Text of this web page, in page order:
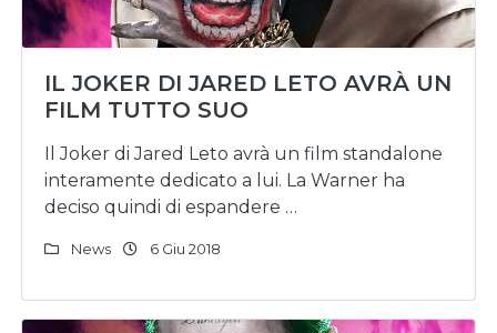
IL JOKER DI JARED LETO AVRÀ UN
FILM TUTTO SUO
Il Joker di Jared Leto avrà un film standalone
interamente dedicato a lui. La Warner ha
deciso quindi di espandere …
News 6 Giu 2018